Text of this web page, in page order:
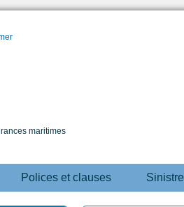
Polices et clauses